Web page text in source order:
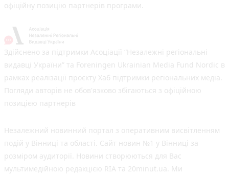
офіційну позицію партнерів програми.
Здійснено за підтримки Асоціації “Незалежні регіональні
видавці України” та Foreningen Ukrainian Media Fund Nordic в
рамках реалізації проєкту Хаб підтримки регіональних медіа.
Погляди авторів не обов'язково збігаються з офіційною
позицією партнерів
Незалежний новинний портал з оперативним висвітленням
подій у Вінниці та області. Сайт новин №1 у Вінниці за
розміром аудиторії. Новини створюються для Вас
мультимедійною редакцією RIA та 20minut.ua. Ми